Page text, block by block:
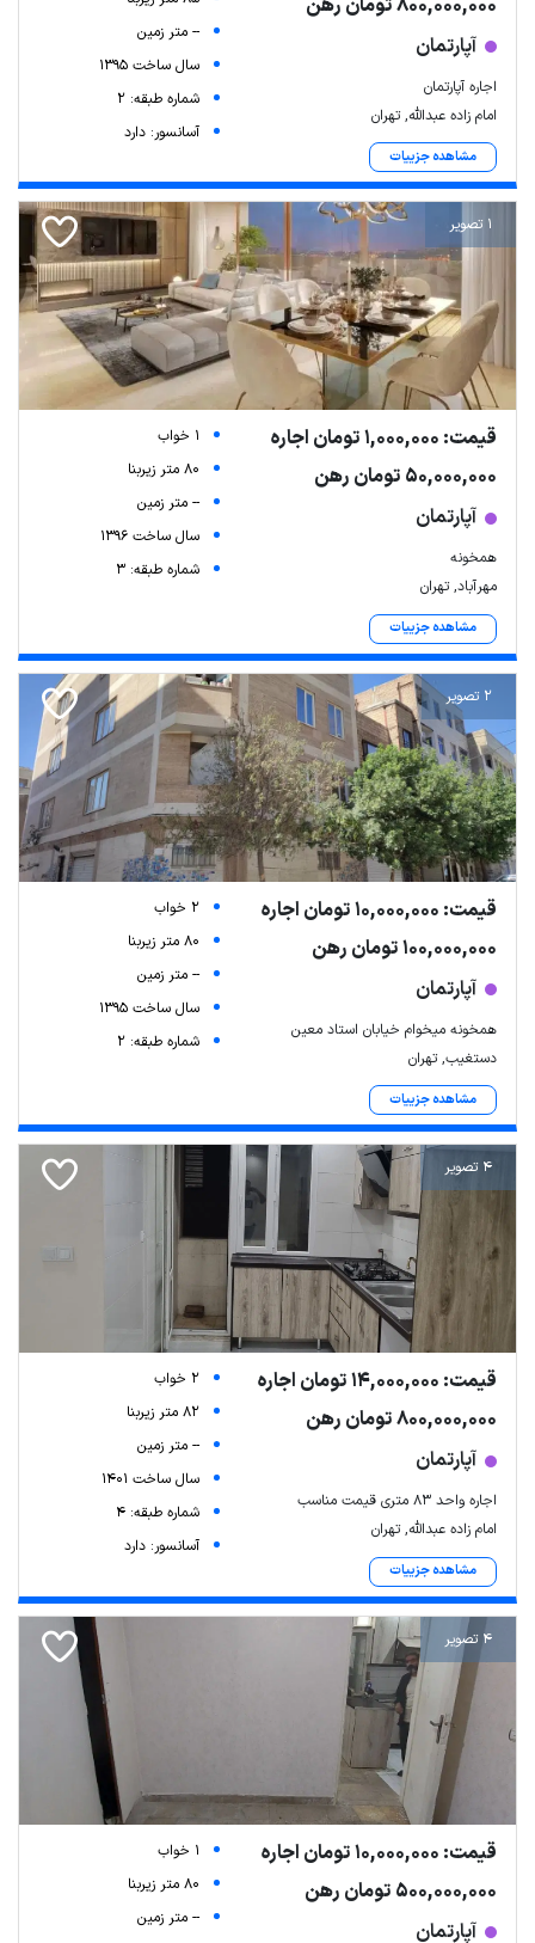
آپارتمان
اجاره آپارتمان
امام زاده عبدالله, تهران
مشاهده جزییات
-- متر زمین
سال ساخت 1395
شماره طبقه: 2
آسانسور: دارد
1 تصویر
قیمت: 1,000,000 تومان اجاره
50,000,000 تومان رهن
آپارتمان
همخونه
مهرآباد, تهران
مشاهده جزییات
1 خواب
80 متر زیربنا
-- متر زمین
سال ساخت 1396
شماره طبقه: 3
2 تصویر
قیمت: 10,000,000 تومان اجاره
100,000,000 تومان رهن
آپارتمان
همخونه میخوام خیابان استاد معین
دستغیب, تهران
مشاهده جزییات
2 خواب
80 متر زیربنا
-- متر زمین
سال ساخت 1395
شماره طبقه: 2
4 تصویر
قیمت: 14,000,000 تومان اجاره
800,000,000 تومان رهن
آپارتمان
اجاره واحد 83 متری قیمت مناسب
امام زاده عبدالله, تهران
مشاهده جزییات
2 خواب
82 متر زیربنا
-- متر زمین
سال ساخت 1401
شماره طبقه: 4
آسانسور: دارد
4 تصویر
قیمت: 10,000,000 تومان اجاره
500,000,000 تومان رهن
آپارتمان
1 خواب
80 متر زیربنا
-- متر زمین